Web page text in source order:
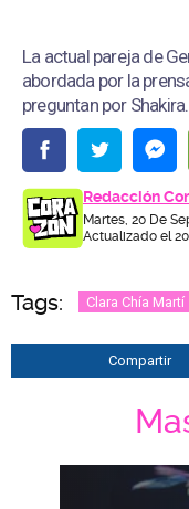
La actual pareja de
abordada por la
preguntan por Shakira.
Redacción
Martes, 20 De
Actualizado el
Tags: Clara Chía Martí
Compartir